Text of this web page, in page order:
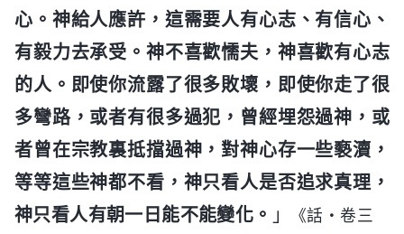
心。神給人應許，這需要人有心志、有信心、
有毅力去承受。神不喜歡懦夫，神喜歡有心志
的人。即使你流露了很多敗壞，即使你走了很
多彎路，或者有很多過犯，曾經埋怨過神，或
者曾在宗教裏抵擋過神，對神心存一些褻瀆，
等等這些神都不看，神只看人是否追求真理，
神只看人有朝一日能不能變化。 」
《話・卷三